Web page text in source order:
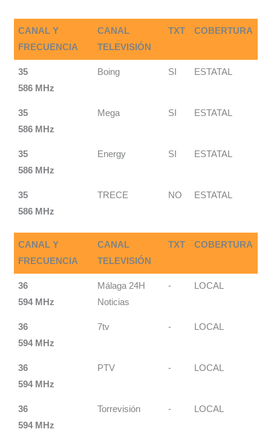
CANAL Y
FRECUENCIA
CANAL
TELEVISIÓN
TXT COBERTURA
35
586 MHz
Boing SI ESTATAL
35
586 MHz
Mega SI ESTATAL
35
586 MHz
Energy SI ESTATAL
35
586 MHz
TRECE NO ESTATAL
CANAL Y
FRECUENCIA
CANAL
TELEVISIÓN
TXT COBERTURA
36
594 MHz
Málaga 24H
Noticias
- LOCAL
36
594 MHz
7tv - LOCAL
36
594 MHz
PTV - LOCAL
36
594 MHz
Torrevisión - LOCAL